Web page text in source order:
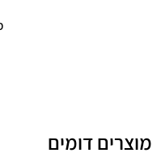
מוצרים דומים